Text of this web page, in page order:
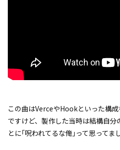
この曲はVerceやHookといった構
ですけど、製作した当時は結構自
とに｢呪われてるな俺｣って思ってま